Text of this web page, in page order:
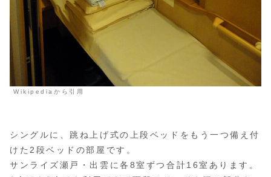
Wikipediaから引用
シングルに、跳ね上げ式の上段ベッドをもう一つ備え付
けた2段ベッドの部屋です。
サンライズ瀬戸・出雲に各8室ずつ合計16室あります。